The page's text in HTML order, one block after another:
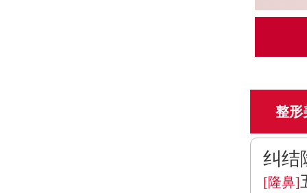
整形
纠结
[隆鼻]